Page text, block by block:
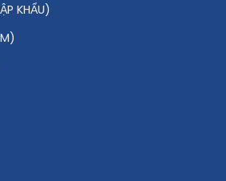
KHẨU)